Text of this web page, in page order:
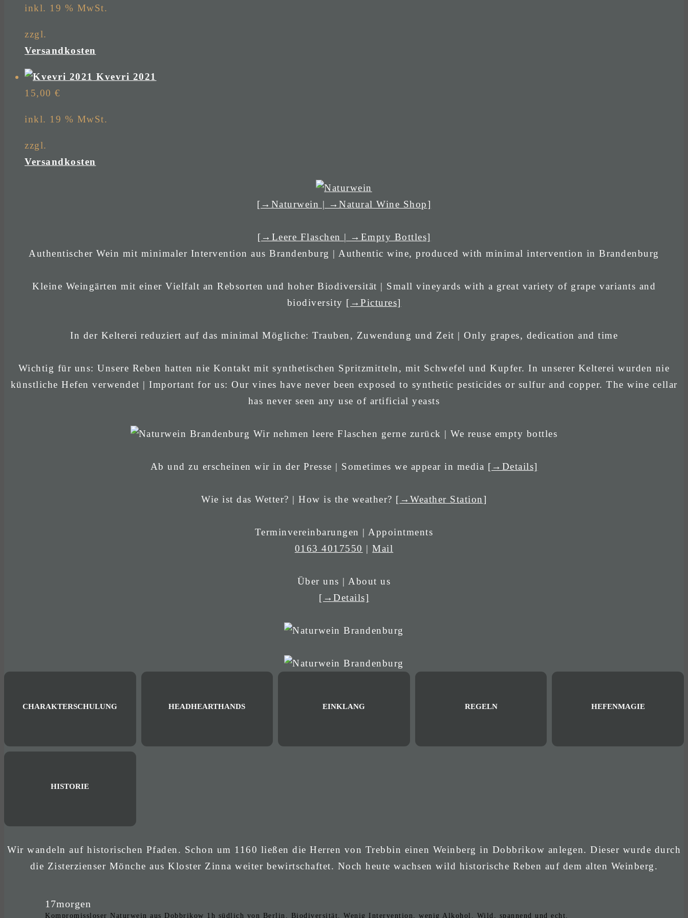
inkl. 19 % MwSt.
zzgl.
Versandkosten
Kvevri 2021
15,00 €
inkl. 19 % MwSt.
zzgl.
Versandkosten
[→Naturwein | →Natural Wine Shop]
[→Leere Flaschen | →Empty Bottles]
Authentischer Wein mit minimaler Intervention aus Brandenburg | Authentic wine, produced with minimal intervention in Brandenburg
Kleine Weingärten mit einer Vielfalt an Rebsorten und hoher Biodiversität | Small vineyards with a great variety of grape variants and
biodiversity [→Pictures]
In der Kelterei reduziert auf das minimal Mögliche: Trauben, Zuwendung und Zeit | Only grapes, dedication and time
Wichtig für uns: Unsere Reben hatten nie Kontakt mit synthetischen Spritzmitteln, mit Schwefel und Kupfer. In unserer Kelterei wurden nie
künstliche Hefen verwendet | Important for us: Our vines have never been exposed to synthetic pesticides or sulfur and copper. The wine cellar
has never seen any use of artificial yeasts
Wir nehmen leere Flaschen gerne zurück | We reuse empty bottles
Ab und zu erscheinen wir in der Presse | Sometimes we appear in media [→Details]
Wie ist das Wetter? | How is the weather? [ →Weather Station]
Terminvereinbarungen | Appointments
0163 4017550 |Mail
Über uns | About us
[→Details]
CHARAKTERSCHULUNG HEADHEARTHANDS EINKLANG REGELN HEFENMAGIE
HISTORIE
Wir wandeln auf historischen Pfaden. Schon um 1160 ließen die Herren von Trebbin einen Weinberg in Dobbrikow anlegen. Dieser wurde durch
die Zisterzienser Mönche aus Kloster Zinna weiter bewirtschaftet. Noch heute wachsen wild historische Reben auf dem alten Weinberg.
17morgen
Kompromissloser Naturwein aus Dobbrikow 1h südlich von Berlin. Biodiversität. Wenig Intervention, wenig Alkohol. Wild, spannend und echt.